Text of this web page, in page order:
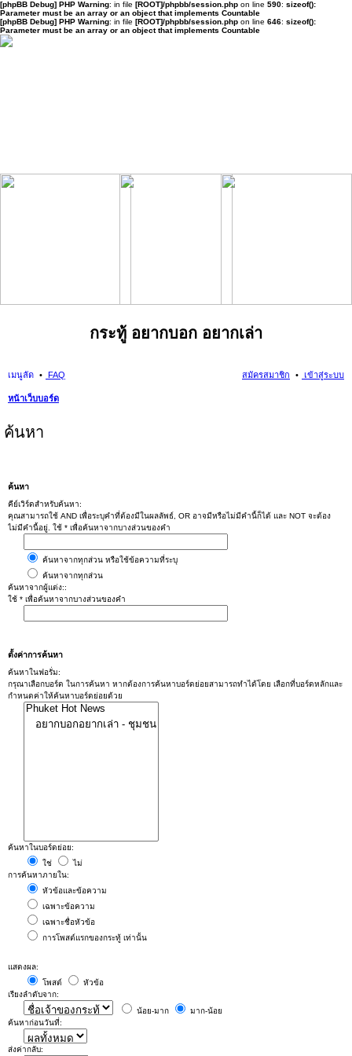
[phpBB Debug] PHP Warning: in file [ROOT]/phpbb/session.php on line 590: sizeof():
Parameter must be an array or an object that implements Countable
[phpBB Debug] PHP Warning: in file [ROOT]/phpbb/session.php on line 646: sizeof():
Parameter must be an array or an object that implements Countable
กระทู้ อยากบอก อยากเล่า
เมนูลัด FAQ เข้าสู่ระบบ
สมัครสมาชิก
หน้าเว็บบอร์ด
ค้นหา
ค้นหา
คีย์เวิร์ดสำหรับค้นหา:
คุณสามารถใช้ AND เพื่อระบุคำที่ต้องมีในผลลัพธ์, OR อาจมีหรือไม่มีคำนี้ก็ได้ และ NOT จะต้อง
ไม่มีคำนี้อยู่. ใช้ * เพื่อค้นหาจากบางส่วนของคำ
ค้นหาจากทุกส่วน หรือใช้ข้อความที่ระบุ
ค้นหาจากทุกส่วน
ค้นหาจากผู้แต่ง::
ใช้ * เพื่อค้นหาจากบางส่วนของคำ
ตั้งค่าการค้นหา
ค้นหาในฟอรั่ม:
กรุณาเลือกบอร์ด ในการค้นหา หากต้องการค้นหาบอร์ดย่อยสามารถทำได้โดย เลือกที่บอร์ดหลักและ
กำหนดค่าให้ค้นหาบอร์ดย่อยด้วย
ค้นหาในบอร์ดย่อย:
ใช่
ไม่
การค้นหาภายใน:
หัวข้อและข้อความ
เฉพาะข้อความ
เฉพาะชื่อหัวข้อ
การโพสต์แรกของกระทู้ เท่านั้น
แสดงผล:
โพสต์
หัวข้อ
เรียงลำดับจาก:
น้อย-มาก
มาก-น้อย
ค้นหาก่อนวันที่:
ส่งค่ากลับ: